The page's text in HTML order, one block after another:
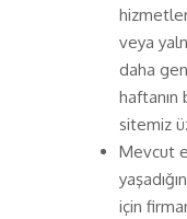
veya
daha
sitemiz
Mevcut
için